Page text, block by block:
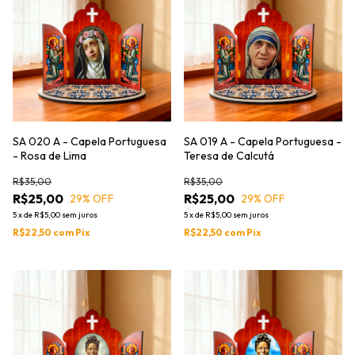
SA 020 A - Capela Portuguesa
- Rosa de Lima
R$25,00
R$35,00
29% OFF
5xde R$5,00 sem juros
R$22,50 com Pix
SA 019 A - Capela Portuguesa -
Teresa de Calcutá
R$25,00
R$35,00
29% OFF
5xde R$5,00 sem juros
R$22,50 com Pix